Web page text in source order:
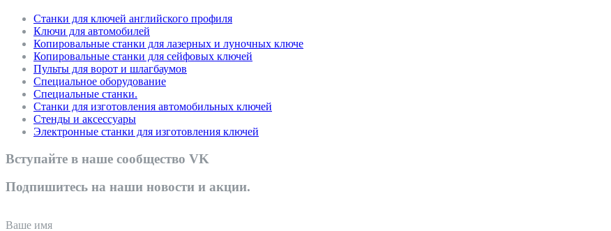
Cтанки для ключей английского профиля
Ключи для автомобилей
Копировальные станки для лазерных и луночных ключе
Копировальные станки для сейфовых ключей
Пульты для ворот и шлагбаумов
Специальное оборудование
Специальные станки.
Станки для изготовления автомобильных ключей
Стенды и аксессуары
Электронные станки для изготовления ключей
Вступайте в наше сообщество VK
Подпишитесь на наши новости и акции.
Ваше имя